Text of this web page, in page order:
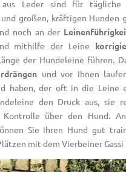
aus Leder sind für tägliche
großen, kräftigen Hunden
noch an der
mithilfe der Leine
der Hundeleine führen.
und vor Ihnen
haben, der oft in die Leine
den Druck aus, sie
über den Hund. An
Sie Ihren Hund gut
mit dem Vierbeiner Gassi